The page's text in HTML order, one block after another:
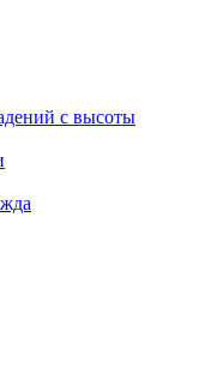
с высоты